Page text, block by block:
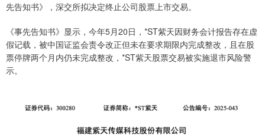
先告知书》，深交所拟决定终止公司股票上市交易。
《事先告知书》显示，今年5月20日，*ST紫天因财务会计报告存在虚
假记载，被中国证监会责令改正但未在要求期限内完成整改，且在股
票停牌两个月内仍未完成整改，*ST紫天股票交易被实施退市风险警
示。